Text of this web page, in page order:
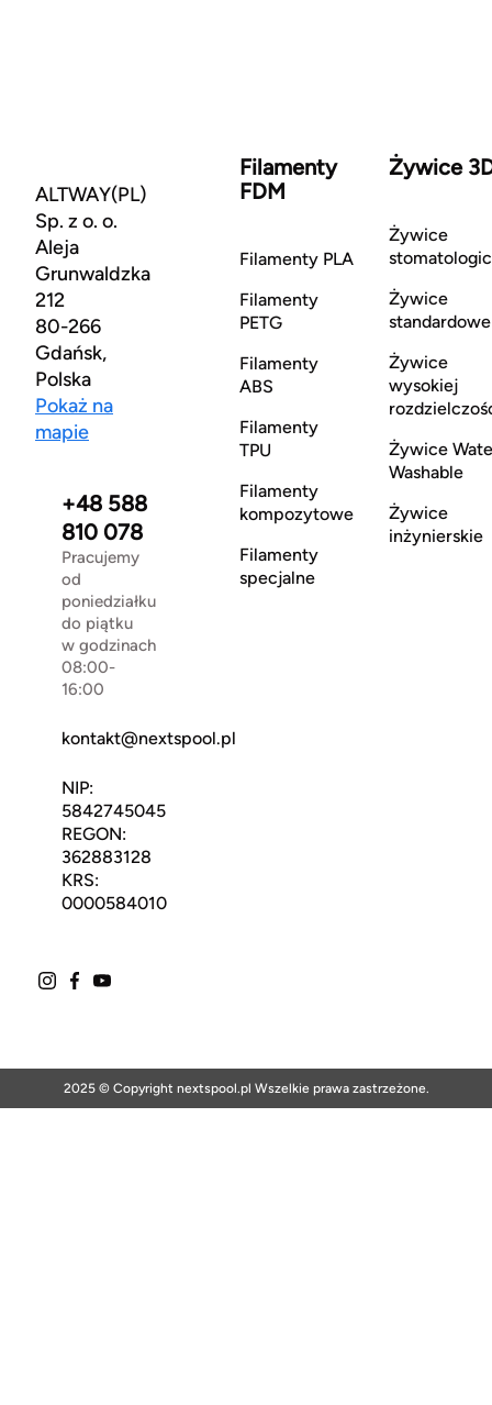
ALTWAY(PL)
Sp. z o. o.
Aleja
Grunwaldzka
212
80-266
Gdańsk,
Polska
Pokaż na
mapie
+48 588
810 078
Pracujemy
od
poniedziałku
do piątku
w godzinach
08:00-
16:00
kontakt@nextspool.pl
NIP:
5842745045
REGON:
362883128
KRS:
0000584010
Filamenty
FDM
Filamenty PLA
Filamenty
PETG
Filamenty
ABS
Filamenty
TPU
Filamenty
kompozytowe
Filamenty
specjalne
Żywice
Żywice
Żywice
standardowe
Żywice
wysokiej
Żywice
Washable
Żywice
inżynierskie